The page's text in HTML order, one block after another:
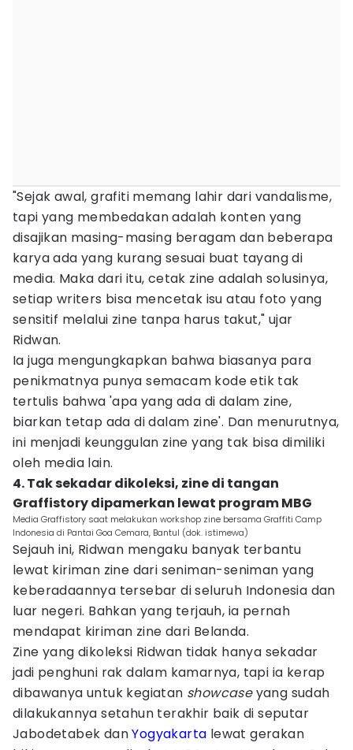
"Sejak awal, grafiti memang lahir dari vandalisme,
tapi yang membedakan adalah konten yang
disajikan masing-masing beragam dan beberapa
karya ada yang kurang sesuai buat tayang di
media. Maka dari itu, cetak zine adalah solusinya,
setiap writers bisa mencetak isu atau foto yang
sensitif melalui zine tanpa harus takut," ujar
Ridwan.
Ia juga mengungkapkan bahwa biasanya para
penikmatnya punya semacam kode etik tak
tertulis bahwa 'apa yang ada di dalam zine,
biarkan tetap ada di dalam zine'. Dan menurutnya,
ini menjadi keunggulan zine yang tak bisa dimiliki
oleh media lain.
4. Tak sekadar dikoleksi, zine di tangan
Graffistory dipamerkan lewat program MBG
Media Graffistory saat melakukan workshop zine bersama Graffiti Camp
Indonesia di Pantai Goa Cemara, Bantul (dok. istimewa)
Sejauh ini, Ridwan mengaku banyak terbantu
lewat kiriman zine dari seniman-seniman yang
keberadaannya tersebar di seluruh Indonesia dan
luar negeri. Bahkan yang terjauh, ia pernah
mendapat kiriman zine dari Belanda.
Zine yang dikoleksi Ridwan tidak hanya sekadar
jadi penghuni rak dalam kamarnya, tapi ia kerap
dibawanya untuk kegiatan showcaseyang sudah
dilakukannya setahun terakhir baik di seputar
Jabodetabek danYogyakarta lewat gerakan